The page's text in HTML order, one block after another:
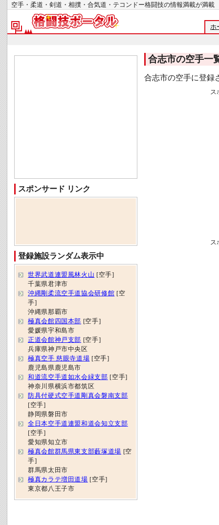
空手・柔道・剣道・相撲・合気道・テコンドー格闘技の情報満載が
ホ
合志市の空手一
合志市の空手に登録
ス
ス
スポンサード リンク
登録施設ランダム表示中
世界武道連盟風林火山 [空手]
千葉県君津市
沖縄剛柔流空手道協会研修館 [空
手]
沖縄県那覇市
極真会館四国本部 [空手]
愛媛県宇和島市
正道会館神戸支部 [空手]
兵庫県神戸市中央区
極真空手 慈眼寺道場 [空手]
鹿児島県鹿児島市
和道流空手道如水会緑支部 [空手]
神奈川県横浜市都筑区
防具付硬式空手道剛真会磐南支部
[空手]
静岡県磐田市
全日本空手道連盟和道会知立支部
[空手]
愛知県知立市
極真会館群馬県東支部藪塚道場 [空
手]
群馬県太田市
極真カラテ増田道場 [空手]
東京都八王子市